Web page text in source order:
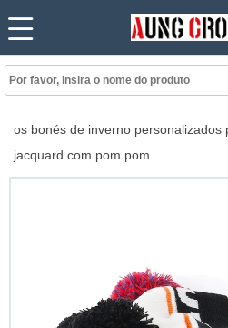
os bonés de inverno personalizados
jacquard com pom pom